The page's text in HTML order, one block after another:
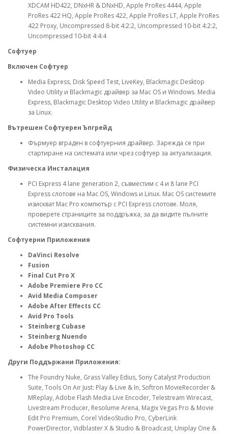
XDCAM HD422, DNxHR & DNxHD, Apple ProRes 4444, Apple
ProRes 422 HQ, Apple ProRes 422, Apple ProRes LT, Apple ProRes
422 Proxy, Uncompressed 8-bit 4:2:2, Uncompressed 10-bit 4:2:2,
Uncompressed 10‑bit 4:4:4
Софтуер
Включен Софтуер
Media Express, Disk Speed Test, LiveKey, Blackmagic Desktop
Video Utility и Blackmagic драйвер за Mac OS и Windows. Media
Express, Blackmagic Desktop Video Utility и Blackmagic драйвер
за Linux.
Вътрешен Софтуерен Ъпгрейд
Фърмуер вграден в софтуерния драйвер. Зарежда се при
стартиране на системата или чрез софтуер за актуализация.
Физическа Инсталация
PCI Express 4 lane generation 2, съвместим с 4 и 8 lane PCI
Express слотове на Mac OS, Windows и Linux. Mac OS системите
изискват Mac Pro компютър с PCI Express слотове. Моля,
проверете страниците за поддръжка, за да видите пълните
системни изисквания.
Софтуерни Приложения
DaVinci Resolve
Fusion
Final Cut Pro X
Adobe Premiere Pro CC
Avid Media Composer
Adobe After Effects CC
Avid Pro Tools
Steinberg Cubase
Steinberg Nuendo
Adobe Photoshop CC
Други Поддържани Приложения:
The Foundry Nuke, Grass Valley Edius, Sony Catalyst Production
Suite, Tools On Air Just: Play & Live & In, Softron MovieRecorder &
MReplay, Adobe Flash Media Live Encoder, Telestream Wirecast,
Livestream Producer, Resolume Arena, Magix Vegas Pro & Movie
Edit Pro Premium, Corel VideoStudio Pro, CyberLink
PowerDirector, Vidblaster X & Studio & Broadcast, Uniplay One &